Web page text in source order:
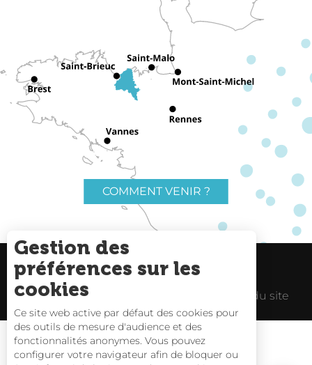
COMMENT VENIR ?
Charte du voyageur Liens utiles
Espace Pro Plan du site
Gestion des
préférences sur les
cookies
Ce site web active par défaut des cookies pour
des outils de mesure d'audience et des
fonctionnalités anonymes. Vous pouvez
configurer votre navigateur afin de bloquer ou